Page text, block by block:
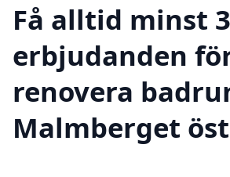
Få alltid minst 3
erbjudanden
renovera
Malmberget